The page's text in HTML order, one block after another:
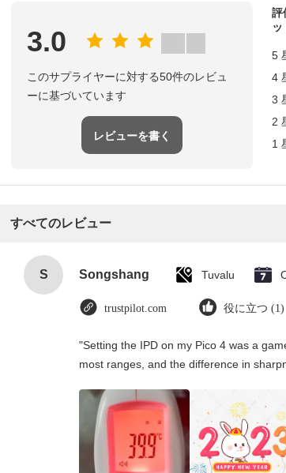
3.0
このサプライヤーに対する50件のレビュ
ーに基づいています
レビューを書く
評
ッ
5
4
3
2
1
すべてのレビュー
S Songshang Tuvalu
trustpilot.com 役に立つ (1)
"Setting the IPD on my Pico 4 was a
most ranges, and the difference in